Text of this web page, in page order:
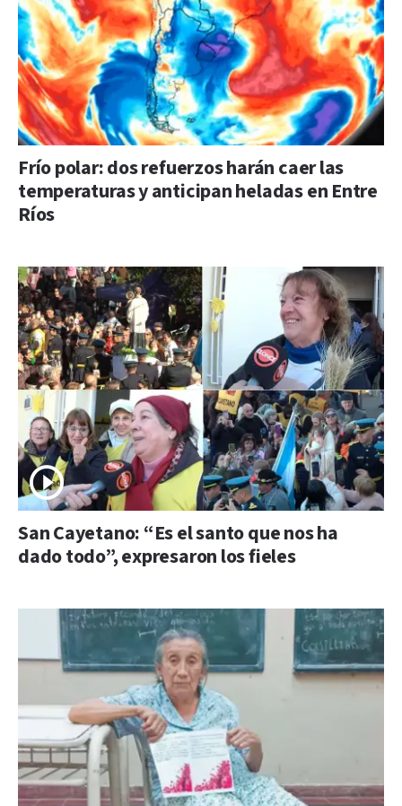
Frío polar: dos refuerzos harán caer las
temperaturas y anticipan heladas en Entre
Ríos
San Cayetano: “Es el santo que nos ha
dado todo”, expresaron los fieles